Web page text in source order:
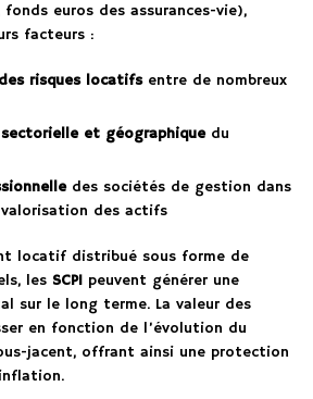
euros des assurances-vie),
facteurs :
risques locatifsentre de nombreux
et géographiquedu
des sociétés de gestion dans
des actifs
locatif distribué sous forme de
les SCPI peuvent générer une
sur le long terme. La valeur des
en fonction de l’évolution du
jacent, offrant ainsi une protection